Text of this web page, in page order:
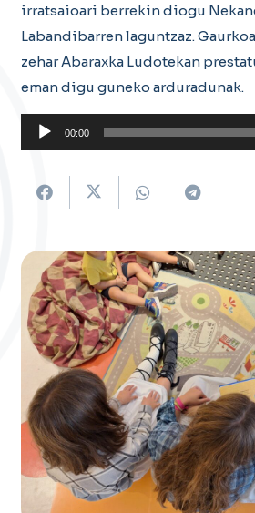
irratsaioari berrekin diogu
Labandibarren laguntzaz.
zehar Abaraxka Ludotekan
eman digu guneko arduradunak.
Soinu
erreproduzigailua
00:00